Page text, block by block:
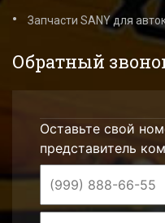
Запчасти SANY для
Обратный
Оставьте свой
представитель